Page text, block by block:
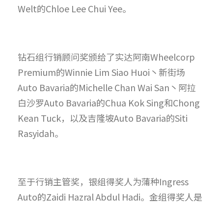
Welt的Chloe Lee Chui Yee。
钻石组行销顾问奖颁给了实达阿南Wheelcorp
Premium的Winnie Lim Siao Huoi丶新街场
Auto Bavaria的Michelle Chan Wai San丶阿拉
白沙罗Auto Bavaria的Chua Kok Sing和Chong
Kean Tuck，以及吉隆坡Auto Bavaria的Siti
Rasyidah。
至于行销主管奖，银组得奖人为蒲种Ingress
Auto的Zaidi Hazral Abdul Hadi。金组得奖人是